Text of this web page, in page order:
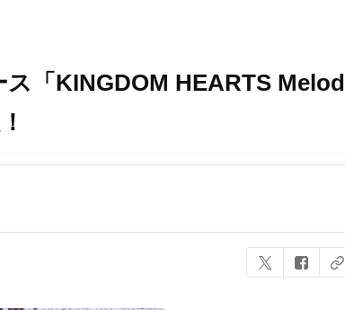
「KINGDOM HEARTS Melod